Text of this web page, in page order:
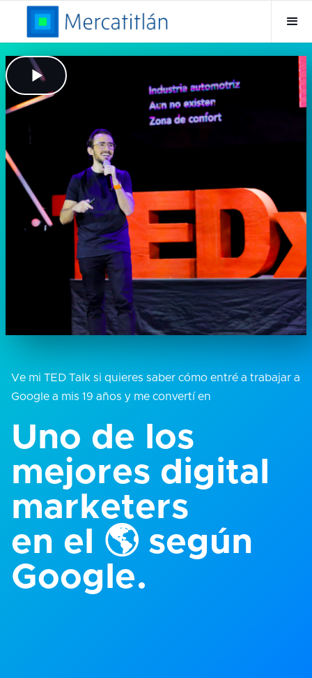
Ve mi TED Talk si quieres saber cómo entré a trabajar a
Google a mis 19 años y me convertí en
Uno de los
mejores digital
marketers
en el 🌎 según
Google.